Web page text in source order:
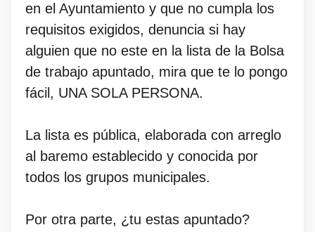
en el Ayuntamiento y que no cumpla los
requisitos exigidos, denuncia si hay
alguien que no este en la lista de la Bolsa
de trabajo apuntado, mira que te lo pongo
fácil, UNA SOLA PERSONA.
La lista es pública, elaborada con arreglo
al baremo establecido y conocida por
todos los grupos municipales.
Por otra parte, ¿tu estas apuntado?